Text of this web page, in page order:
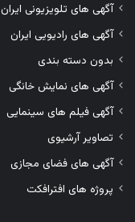
آگهی های تلویزیونی ایران
آگهی های رادیویی ایران
بدون دسته بندی
آگهی های نمایش خانگی
آگهی فیلم های سینمایی
تصاویر آرشیوی
آگهی های فضای مجازی
پروژه های افترافکت